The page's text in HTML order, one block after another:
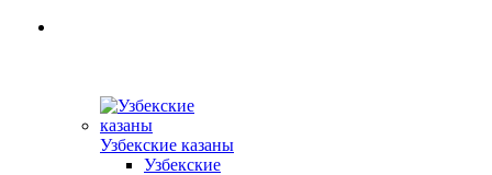
Узбекские казаны
Узбекские